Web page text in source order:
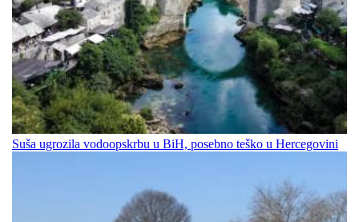
Suša ugrozila vodoopskrbu u BiH, posebno teško u Hercegovini